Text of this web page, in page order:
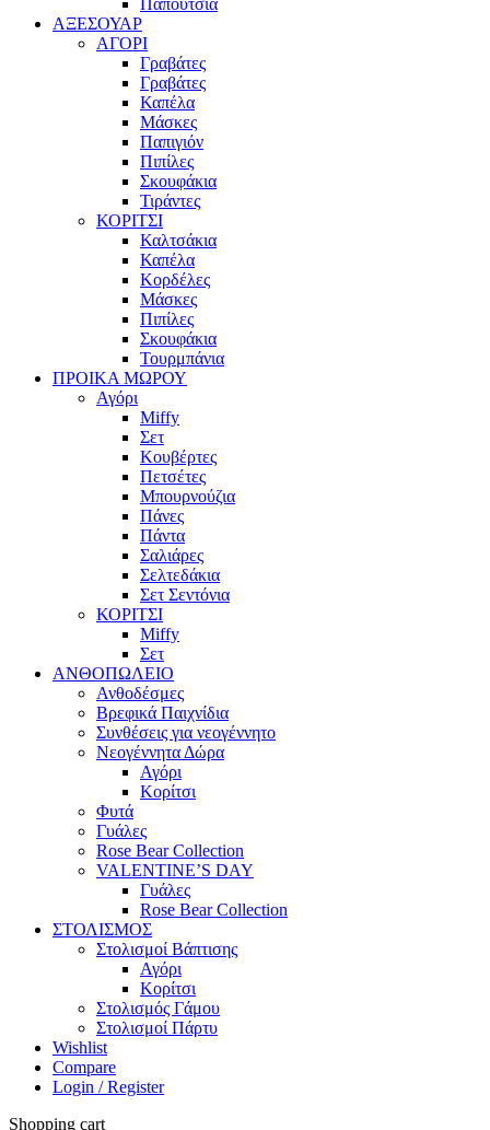
Παπούτσια
ΑΞΕΣΟΥΑΡ
ΑΓΟΡΙ
Γραβάτες
Γραβάτες
Καπέλα
Μάσκες
Παπιγιόν
Πιπίλες
Σκουφάκια
Τιράντες
ΚΟΡΙΤΣΙ
Καλτσάκια
Καπέλα
Κορδέλες
Μάσκες
Πιπίλες
Σκουφάκια
Τουρμπάνια
ΠΡΟΙΚΑ ΜΩΡΟΥ
Αγόρι
Miffy
Σετ
Κουβέρτες
Πετσέτες
Μπουρνούζια
Πάνες
Πάντα
Σαλιάρες
Σελτεδάκια
Σετ Σεντόνια
ΚΟΡΙΤΣΙ
Miffy
Σετ
ΑΝΘΟΠΩΛΕΙΟ
Ανθοδέσμες
Βρεφικά Παιχνίδια
Συνθέσεις για νεογέννητο
Νεογέννητα Δώρα
Αγόρι
Κορίτσι
Φυτά
Γυάλες
Rose Bear Collection
VALENTINE’S DAY
Γυάλες
Rose Bear Collection
ΣΤΟΛΙΣΜΟΣ
Στολισμοί Βάπτισης
Αγόρι
Κορίτσι
Στολισμός Γάμου
Στολισμοί Πάρτυ
Wishlist
Compare
Login / Register
Shopping cart